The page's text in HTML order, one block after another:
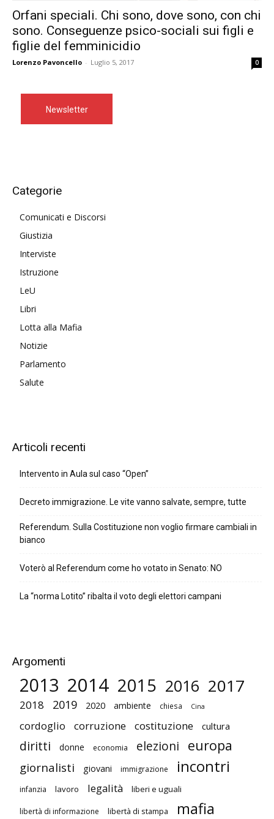
Orfani speciali. Chi sono, dove sono, con chi
sono. Conseguenze psico-sociali sui figli e
figlie del femminicidio
Lorenzo Pavoncello - Luglio 5, 2017 0
Newsletter
Categorie
Comunicati e Discorsi
Giustizia
Interviste
Istruzione
LeU
Libri
Lotta alla Mafia
Notizie
Parlamento
Salute
Articoli recenti
Intervento in Aula sul caso “Open”
Decreto immigrazione. Le vite vanno salvate, sempre, tutte
Referendum. Sulla Costituzione non voglio firmare cambiali in
bianco
Voterò al Referendum come ho votato in Senato: NO
La “norma Lotito” ribalta il voto degli elettori campani
Argomenti
2013 2014 2015 2016 2017
2018 2019 2020 ambiente chiesa Cina
cordoglio corruzione costituzione cultura
diritti donne economia elezioni europa
giornalisti giovani immigrazione incontri
infanzia lavoro legalità liberi e uguali
libertà di informazione libertà di stampa mafia